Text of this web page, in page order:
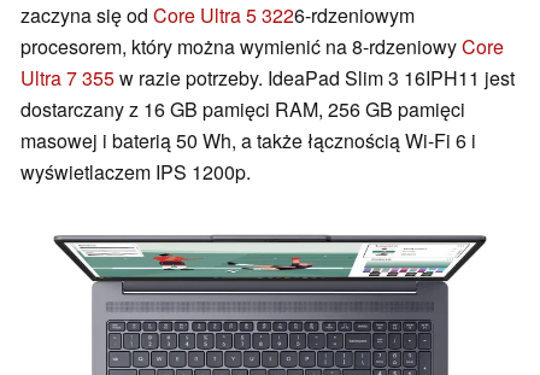
zaczyna się od Core Ultra 5 3226-rdzeniowym
procesorem, który można wymienić na 8-rdzeniowyCore
Ultra 7 355w razie potrzeby. IdeaPad Slim 3 16IPH11 jest
dostarczany z 16 GB pamięci RAM, 256 GB pamięci
masowej i baterią 50 Wh, a także łącznością Wi-Fi 6 i
wyświetlaczem IPS 1200p.